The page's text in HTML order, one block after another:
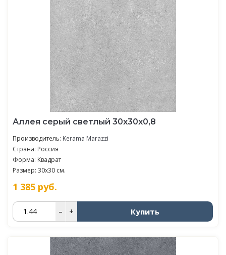
Аллея серый светлый 30x30x0,8
Производитель: Kerama Marazzi
Страна: Россия
Форма: Квадрат
Размер: 30x30 см.
1 385 руб.
– + Купить